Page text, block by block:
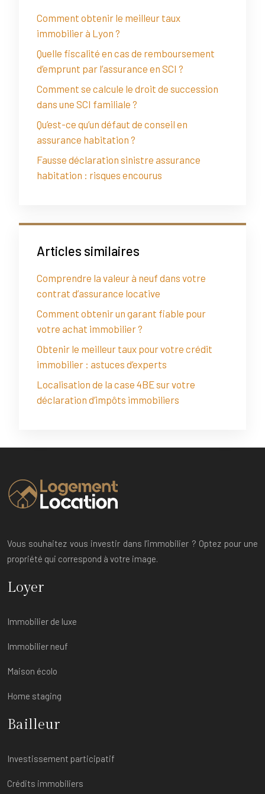
Comment obtenir le meilleur taux
immobilier à Lyon ?
Quelle fiscalité en cas de remboursement
d’emprunt par l’assurance en SCI ?
Comment se calcule le droit de succession
dans une SCI familiale ?
Qu’est-ce qu’un défaut de conseil en
assurance habitation ?
Fausse déclaration sinistre assurance
habitation : risques encourus
Articles similaires
Comprendre la valeur à neuf dans votre
contrat d’assurance locative
Comment obtenir un garant fiable pour
votre achat immobilier ?
Obtenir le meilleur taux pour votre crédit
immobilier : astuces d’experts
Localisation de la case 4BE sur votre
déclaration d’impôts immobiliers
Vous souhaitez vous investir dans l’immobilier ? Optez pour une
propriété qui correspond à votre image.
Loyer
Immobilier de luxe
Immobilier neuf
Maison écolo
Home staging
Bailleur
Investissement participatif
Crédits immobiliers